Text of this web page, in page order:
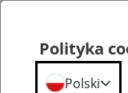
Polityka
Polski